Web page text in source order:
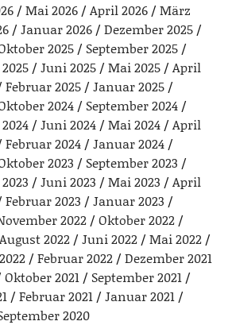
Mai 2026 April 2026
März
Januar 2026
Dezember 2025
2025
September 2025
Juni 2025 Mai 2025
April
Februar 2025
Januar 2025
2024
September 2024
Juni 2024 Mai 2024
April
Februar 2024
Januar 2024
2023
September 2023
Juni 2023 Mai 2023
April
Februar 2023
Januar 2023
2022
Oktober 2022
August 2022 Juni 2022
Mai 2022
Februar 2022
Dezember 2021
Oktober 2021
September 2021
Februar 2021
Januar 2021
2020